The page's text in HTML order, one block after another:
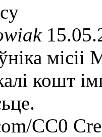
кошт
CC0